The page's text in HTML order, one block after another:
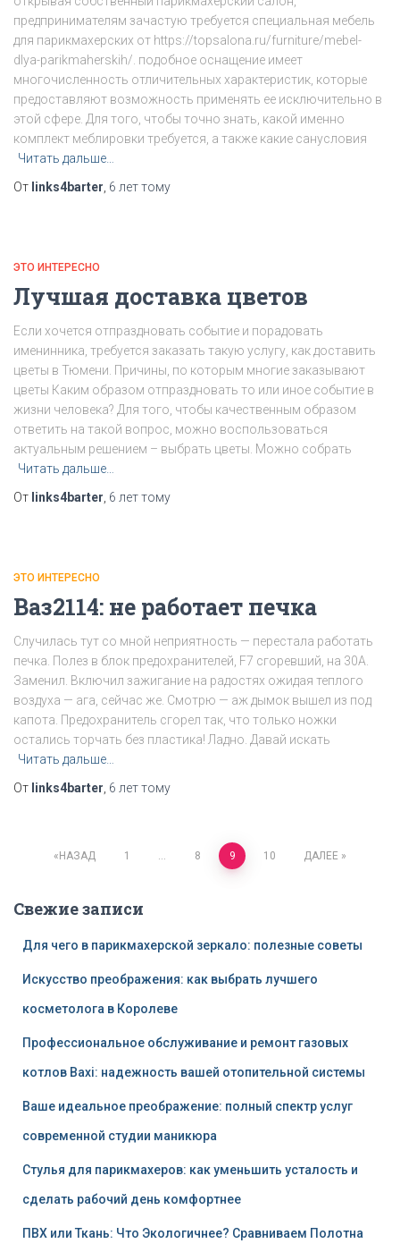
предпринимателям зачастую требуется специальная мебель
для парикмахерских от https://topsalona.ru/furniture/mebel-
dlya-parikmaherskih/. подобное оснащение имеет
многочисленность отличительных характеристик, которые
предоставляют возможность применять ее исключительно в
этой сфере. Для того, чтобы точно знать, какой именно
комплект меблировки требуется, а также какие санусловия
Читать дальше…
От links4barter 6 леттому
ЭТО ИНТЕРЕСНО
Лучшая доставка цветов
Если хочется отпраздновать событие и порадовать
именинника, требуется заказать такую услугу, как доставить
цветы в Тюмени. Причины, по которым многие заказывают
цветы Каким образом отпраздновать то или иное событие в
жизни человека? Для того, чтобы качественным образом
ответить на такой вопрос, можно воспользоваться
актуальным решением – выбрать цветы. Можно собрать
Читать дальше…
От links4barter 6 леттому
ЭТО ИНТЕРЕСНО
Ваз2114: не работает печка
Случилась тут со мной неприятность — перестала работать
печка. Полез в блок предохранителей, F7 сгоревший, на 30А.
Заменил. Включил зажигание на радостях ожидая теплого
воздуха — ага, сейчас же. Смотрю — аж дымок вышел из под
капота. Предохранитель сгорел так, что только ножки
остались торчать без пластика! Ладно. Давай искать
Читать дальше…
От links4barter 6 леттому
по
записям
НАЗАД 1 … 8 9 10 ДАЛЕЕ
Свежие записи
Для чего в парикмахерской зеркало: полезные советы
Искусство преображения: как выбрать лучшего
косметолога в Королеве
Профессиональное обслуживание и ремонт газовых
котлов Baxi: надежность вашей отопительной системы
Ваше идеальное преображение: полный спектр услуг
современной студии маникюра
Стулья для парикмахеров: как уменьшить усталость и
сделать рабочий день комфортнее
ПВХ или Ткань: Что Экологичнее? Сравниваем Полотна